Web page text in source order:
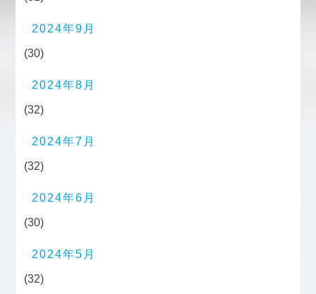
2024年9月
(30)
2024年8月
(32)
2024年7月
(32)
2024年6月
(30)
2024年5月
(32)